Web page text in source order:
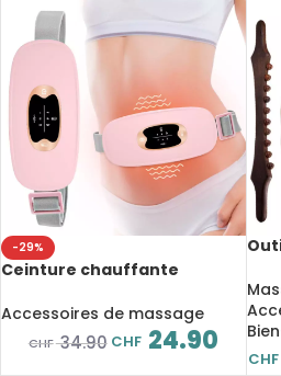
-29%
Ceinture chauffante
crampes menstruelles
Accessoires de massage
CHF34.90 CHF 24.90
CHF